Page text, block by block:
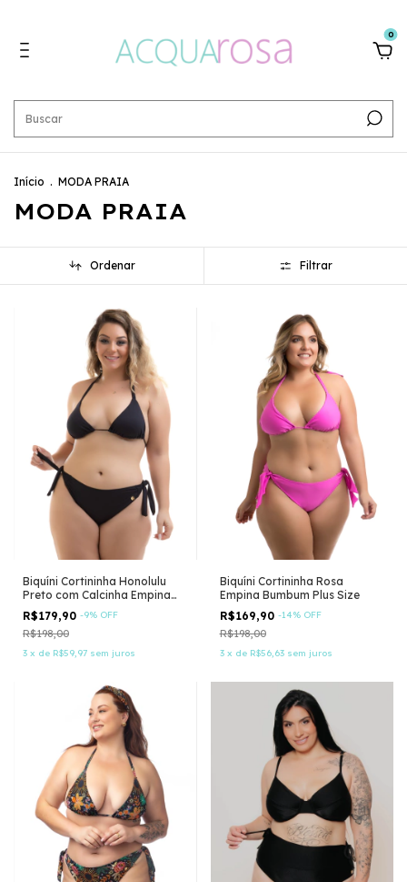
0
Início . MODA PRAIA
MODA PRAIA
Ordenar Filtrar
Biquíni Cortininha Honolulu
Preto com Calcinha Empina
Bumbum
R$179,90 -9% OFF
R$198,00
3 x de R$59,97 sem juros
Biquíni Cortininha Rosa
Empina Bumbum Plus Size
R$169,90 -14% OFF
R$198,00
3 x de R$56,63 sem juros